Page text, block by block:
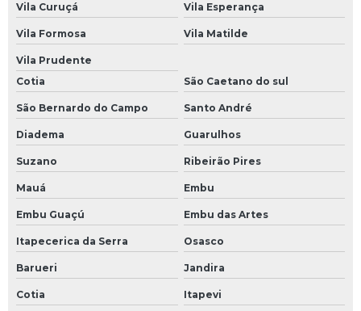
Vila Curuçá Vila Esperança
Vila Formosa Vila Matilde
Vila Prudente
Cotia
São Caetano do sul
São Bernardo do Campo Santo André
Diadema Guarulhos
Suzano Ribeirão Pires
Mauá Embu
Embu Guaçú Embu das Artes
Itapecerica da Serra Osasco
Barueri Jandira
Cotia Itapevi